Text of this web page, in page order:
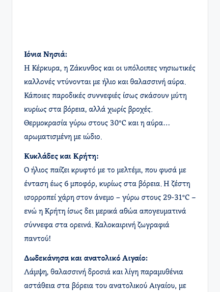
Ιόνια Νησιά:
Η Κέρκυρα, η Ζάκυνθος και οι υπόλοιπες νησιωτικές
καλλονές ντύνονται με ήλιο και θαλασσινή αύρα.
Κάποιες παροδικές συννεφιές ίσως σκάσουν μύτη
κυρίως στα βόρεια, αλλά χωρίς βροχές.
Θερμοκρασία γύρω στους 30°C και η αύρα…
αρωματισμένη με ιώδιο.
Κυκλάδες και Κρήτη:
Ο ήλιος παίζει κρυφτό με το μελτέμι, που φυσά με
ένταση έως 6 μποφόρ, κυρίως στα βόρεια. Η ζέστη
ισορροπεί χάρη στον άνεμο – γύρω στους 29-31°C –
ενώ η Κρήτη ίσως δει μερικά αθώα απογευματινά
σύννεφα στα ορεινά. Καλοκαιρινή ζωγραφιά
παντού!
Δωδεκάνησα και ανατολικό Αιγαίο:
Λάμψη, θαλασσινή δροσιά και λίγη παραμυθένια
αστάθεια στα βόρεια του ανατολικού Αιγαίου, με